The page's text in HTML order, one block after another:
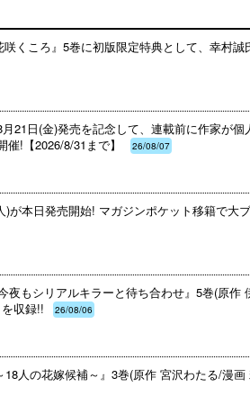
咲くころ』5巻に初版限定特典として、幸村
21日(金)発売を記念して、連載前に作家が
!【2026/8/31まで】
26/08/07
)が本日発売開始! マガジンポケット移籍で
夜もシリアルキラーと待ち合わせ』5巻(原
収録!!
26/08/06
人の花嫁候補～』3巻(原作 宮沢わたる/漫